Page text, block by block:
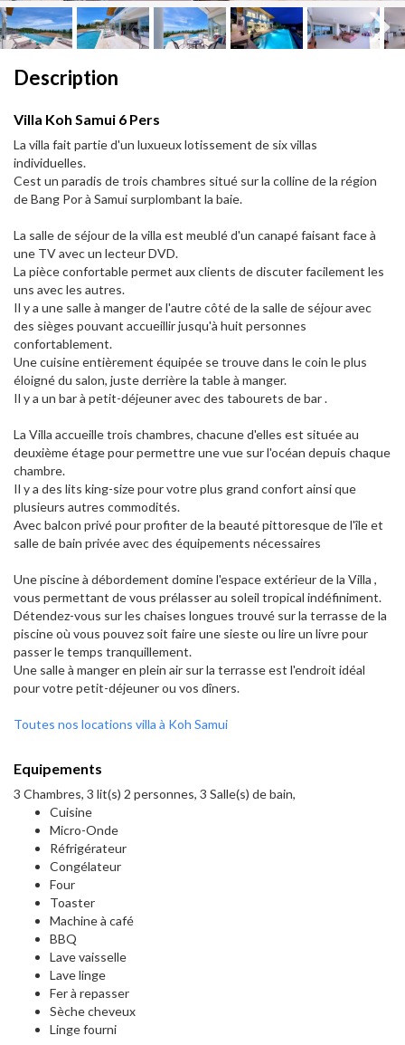
Description
Villa Koh Samui 6 Pers
La villa fait partie d'un luxueux lotissement de six villas
individuelles.
Cest un paradis de trois chambres situé sur la colline de la région
de Bang Por à Samui surplombant la baie.
La salle de séjour de la villa est meublé d'un canapé faisant face à
une TV avec un lecteur DVD.
La pièce confortable permet aux clients de discuter facilement les
uns avec les autres.
Il y a une salle à manger de l'autre côté de la salle de séjour avec
des sièges pouvant accueillir jusqu'à huit personnes
confortablement.
Une cuisine entièrement équipée se trouve dans le coin le plus
éloigné du salon, juste derrière la table à manger.
Il y a un bar à petit-déjeuner avec des tabourets de bar .
La Villa accueille trois chambres, chacune d'elles est située au
deuxième étage pour permettre une vue sur l'océan depuis chaque
chambre.
Il y a des lits king-size pour votre plus grand confort ainsi que
plusieurs autres commodités.
Avec balcon privé pour profiter de la beauté pittoresque de l'île et
salle de bain privée avec des équipements nécessaires
Une piscine à débordement domine l'espace extérieur de la Villa ,
vous permettant de vous prélasser au soleil tropical indéfiniment.
Détendez-vous sur les chaises longues trouvé sur la terrasse de la
piscine où vous pouvez soit faire une sieste ou lire un livre pour
passer le temps tranquillement.
Une salle à manger en plein air sur la terrasse est l'endroit idéal
pour votre petit-déjeuner ou vos dîners.
Toutes nos locations villa à Koh Samui
Equipements
3 Chambres, 3 lit(s) 2 personnes, 3 Salle(s) de bain,
Cuisine
Micro-Onde
Réfrigérateur
Congélateur
Four
Toaster
Machine à café
BBQ
Lave vaisselle
Lave linge
Fer à repasser
Sèche cheveux
Linge fourni